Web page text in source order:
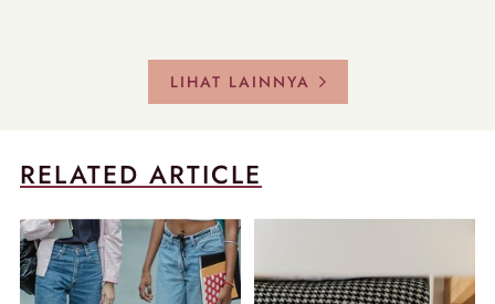
LIHAT LAINNYA
RELATED ARTICLE